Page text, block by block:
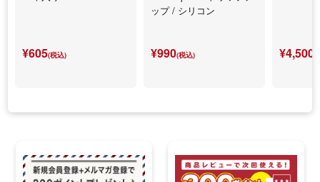
¥605(税込)
ップ / シリコン
¥990(税込) ¥4,500